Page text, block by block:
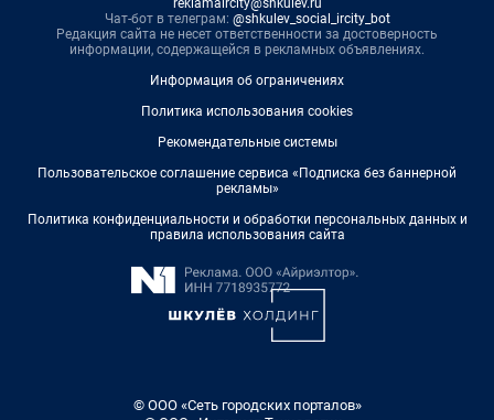
Чат-бот в телеграм: @shkulev_social_ircity_bot
Редакция сайта не несет ответственности за достоверность
информации, содержащейся в рекламных объявлениях.
Информация об ограничениях
Политика использования cookies
Рекомендательные системы
Пользовательское соглашение сервиса «Подписка без баннерной
рекламы»
Политика конфиденциальности и обработки персональных данных и
правила использования сайта
© ООО «Сеть городских порталов»